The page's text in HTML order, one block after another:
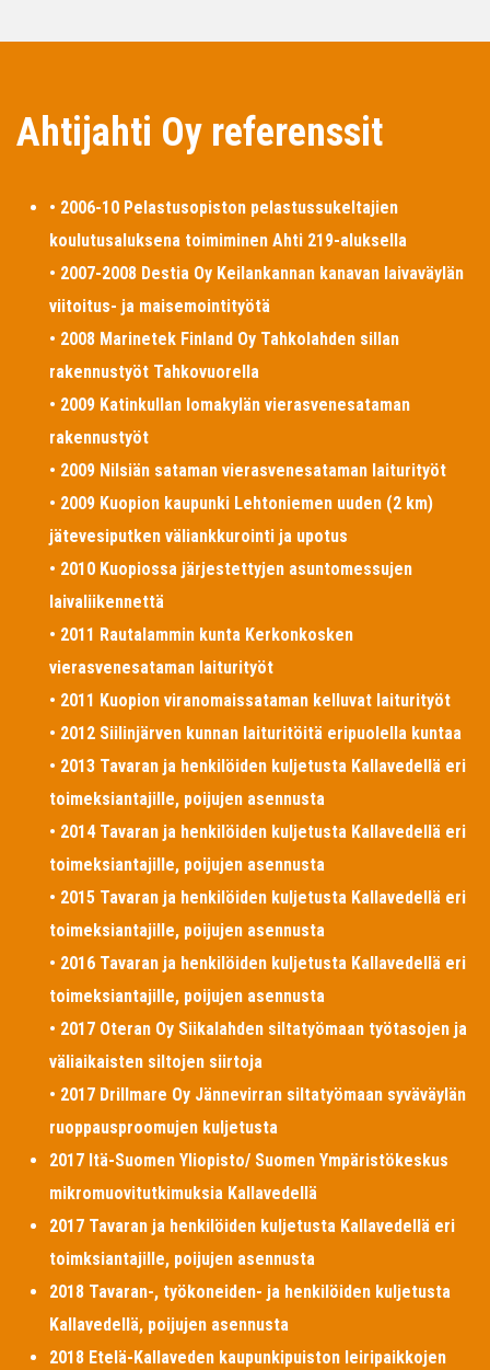
Ahtijahti Oy referenssit
• 2006-10 Pelastusopiston pelastussukeltajien
koulutusaluksena toimiminen Ahti 219-aluksella
• 2007-2008 Destia Oy Keilankannan kanavan laivaväylän
viitoitus- ja maisemointityötä
• 2008 Marinetek Finland Oy Tahkolahden sillan
rakennustyöt Tahkovuorella
• 2009 Katinkullan lomakylän vierasvenesataman
rakennustyöt
• 2009 Nilsiän sataman vierasvenesataman laiturityöt
• 2009 Kuopion kaupunki Lehtoniemen uuden (2 km)
jätevesiputken väliankkurointi ja upotus
• 2010 Kuopiossa järjestettyjen asuntomessujen
laivaliikennettä
• 2011 Rautalammin kunta Kerkonkosken
vierasvenesataman laiturityöt
• 2011 Kuopion viranomaissataman kelluvat laiturityöt
• 2012 Siilinjärven kunnan laituritöitä eripuolella kuntaa
• 2013 Tavaran ja henkilöiden kuljetusta Kallavedellä eri
toimeksiantajille, poijujen asennusta
• 2014 Tavaran ja henkilöiden kuljetusta Kallavedellä eri
toimeksiantajille, poijujen asennusta
• 2015 Tavaran ja henkilöiden kuljetusta Kallavedellä eri
toimeksiantajille, poijujen asennusta
• 2016 Tavaran ja henkilöiden kuljetusta Kallavedellä eri
toimeksiantajille, poijujen asennusta
• 2017 Oteran Oy Siikalahden siltatyömaan työtasojen ja
väliaikaisten siltojen siirtoja
• 2017 Drillmare Oy Jännevirran siltatyömaan syväväylän
ruoppausproomujen kuljetusta
2017 Itä-Suomen Yliopisto/ Suomen Ympäristökeskus
mikromuovitutkimuksia Kallavedellä
2017 Tavaran ja henkilöiden kuljetusta Kallavedellä eri
toimksiantajille, poijujen asennusta
2018 Tavaran-, työkoneiden- ja henkilöiden kuljetusta
Kallavedellä, poijujen asennusta
2018 Etelä-Kallaveden kaupunkipuiston leiripaikkojen